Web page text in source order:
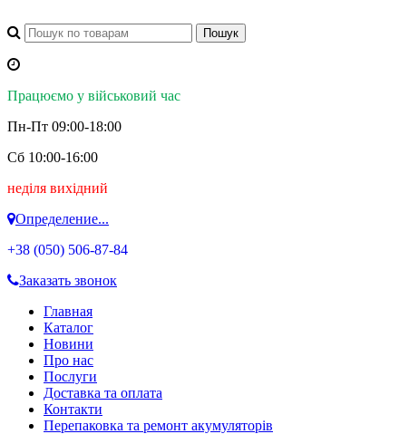
Працюємо у військовий час
Пн-Пт 09:00-18:00
Сб 10:00-16:00
неділя вихідний
Определение...
+38 (050) 506-87-84
Заказать звонок
Главная
Каталог
Новини
Про нас
Послуги
Доставка та оплата
Контакти
Перепаковка та ремонт акумуляторів